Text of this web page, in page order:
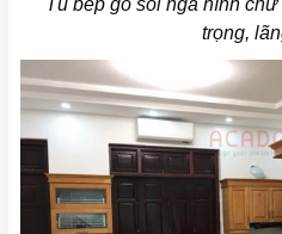
Tủ bếp gỗ sồi nga hình
trọng,